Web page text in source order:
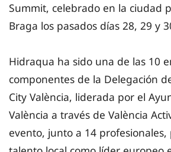
Summit, celebrado en la ciudad
Braga los pasados días 28, 29 y
Hidraqua ha sido una de las 10
componentes de la Delegación
City València, liderada por el
València a través de València
evento, junto a 14 profesionales,